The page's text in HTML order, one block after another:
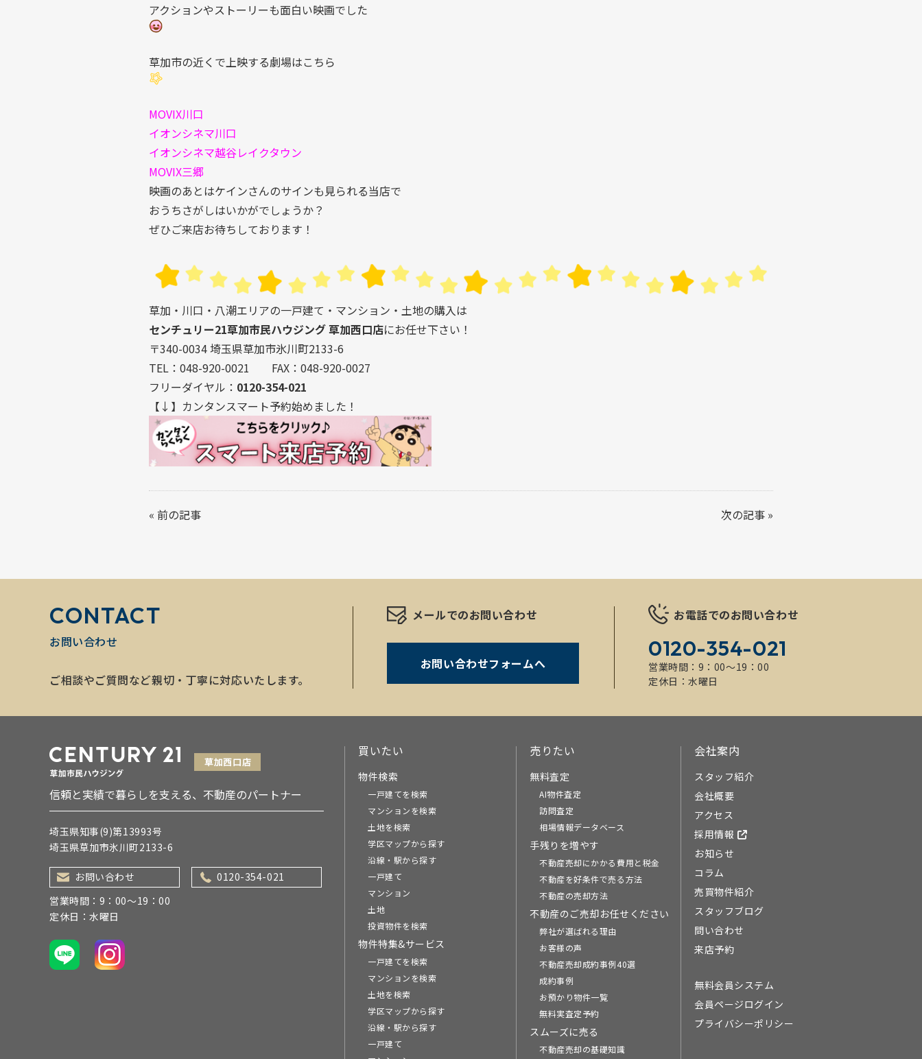
アクションやストーリーも面白い映画でした
草加市の近くで上映する劇場はこちら
MOVIX川口
イオンシネマ川口
イオンシネマ越谷レイクタウン
MOVIX三郷
映画のあとはケインさんのサインも見られる当店で
おうちさがしはいかがでしょうか？
ぜひご来店お待ちしております！
草加・川口・八潮エリアの一戸建て・マンション・土地の購入は
センチュリー21草加市民ハウジング 草加西口店にお任せ下さい！
〒340-0034 埼玉県草加市氷川町2133-6
TEL：048-920-0021 FAX：048-920-0027
フリーダイヤル： 0120-354-021
【↓】カンタンスマート予約始めました！
« 前の記事 次の記事 »
CONTACT
お問い合わせ
ご相談やご質問など親切・丁寧に対応いたします。
メールでのお問い合わせ
お問い合わせフォームへ
お電話でのお問い合わせ
0120-354-021
営業時間：9：00～19：00
定休日：水曜日
信頼と実績で暮らしを支える、不動産のパートナー
埼玉県知事(9)第13993号
埼玉県草加市氷川町2133-6
お問い合わせ
0120-354-021
営業時間：9：00～19：00
定休日：水曜日
買いたい
物件検索
一戸建てを検索
マンションを検索
土地を検索
学区マップから探す
沿線・駅から探す
一戸建て
マンション
土地
投資物件を検索
物件特集&サービス
一戸建てを検索
マンションを検索
土地を検索
学区マップから探す
沿線・駅から探す
一戸建て
売りたい
無料査定
AI物件査定
訪問査定
相場情報データベース
手残りを増やす
不動産売却にかかる費用と税金
不動産を好条件で売る方法
不動産の売却方法
不動産のご売却お任せください
弊社が選ばれる理由
お客様の声
不動産売却成約事例40選
成約事例
お預かり物件一覧
無料実査定予約
スムーズに売る
不動産売却の基礎知識
会社案内
スタッフ紹介
会社概要
アクセス
採用情報
お知らせ
コラム
売買物件紹介
スタッフブログ
問い合わせ
来店予約
無料会員システム
会員ページログイン
プライバシーポリシー